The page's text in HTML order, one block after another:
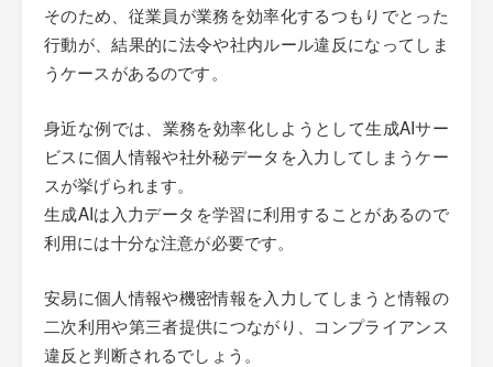
そのため、従業員が業務を効率化するつもりでとった
行動が、結果的に法令や社内ルール違反になってしま
うケースがあるのです。
身近な例では、業務を効率化しようとして生成AIサー
ビスに個人情報や社外秘データを入力してしまうケー
スが挙げられます。
生成AIは入力データを学習に利用することがあるので
利用には十分な注意が必要です。
安易に個人情報や機密情報を入力してしまうと情報の
二次利用や第三者提供につながり、コンプライアンス
違反と判断されるでしょう。